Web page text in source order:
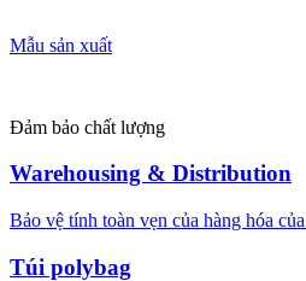
Mẫu sản xuất
Đảm bảo chất lượng
Warehousing & Distribution
Bảo vệ tính toàn vẹn của hàng hóa
Túi polybag